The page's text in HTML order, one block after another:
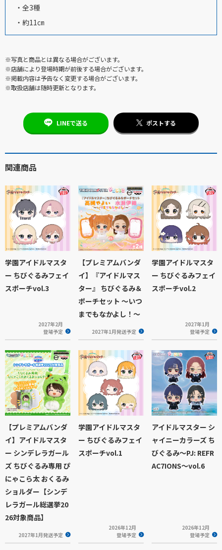
・全3種
・約11㎝
※写真と商品とは異なる場合がございます。
※店舗により登場時期が前後する場合がございます。
※掲載内容は予告なく変更する場合がございます。
※取扱店舗は随時更新となります。
LINEで送る ポストする
関連商品
学園アイドルマスタ
ー ちびぐるみフェイ
スポーチvol.3
2027年2月
登場予定
【プレミアムバンダ
イ】『アイドルマス
ター』 ちびぐるみ＆
ポーチセット ～いつ
までもなかよし！～
2027年1月発送予定
学園アイドルマスタ
ー ちびぐるみフェイ
スポーチvol.2
2027年1月
登場予定
【プレミアムバンダ
イ】アイドルマスタ
ー シンデレラガール
ズ ちびぐるみ専用 ぴ
にゃこら太 おくるみ
ショルダー【シンデ
レラガール総選挙20
26対象商品】
2027年1月発送予定
学園アイドルマスタ
ー ちびぐるみフェイ
スポーチvol.1
2026年12月
登場予定
アイドルマスター シ
ャイニーカラーズ ち
びぐるみ～PJ: REFR
AC7IONS～vol.6
2026年12月
登場予定